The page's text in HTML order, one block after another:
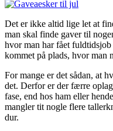
Det er ikke altid lige let at
man skal finde gaver til
hvor man har fået
kommet på plads, hvor man
For mange er det sådan, at
det. Derfor er der færre
fase, end hos ham eller
mangler tit nogle flere
dur.